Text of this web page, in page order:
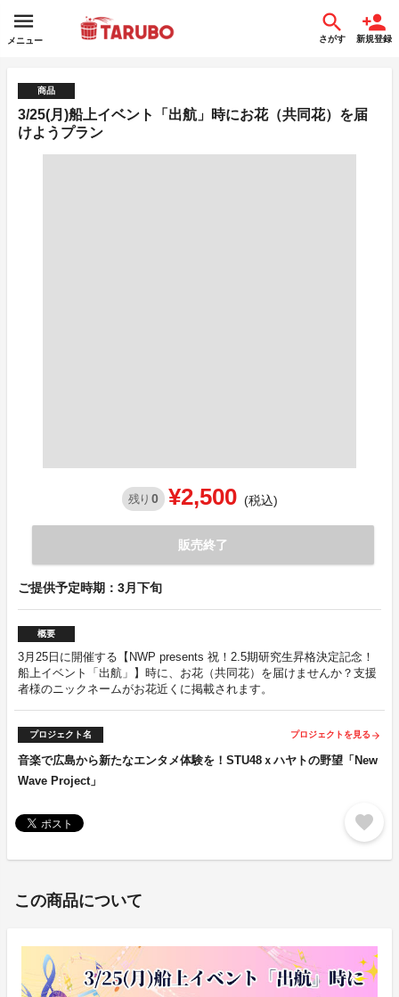
メニュー さがす 新規登録
商品
3/25(月)船上イベント「出航」時にお花（共同花）を届
けようプラン
残り 0 ¥2,500 (税込)
販売終了
ご提供予定時期：3月下旬
概要
3月25日に開催する【NWP presents 祝！2.5期研究生昇格決定記念！
船上イベント「出航」】時に、お花（共同花）を届けませんか？支援
者様のニックネームがお花近くに掲載されます。
プロジェクト名 プロジェクトを見る arrow_forward
音楽で広島から新たなエンタメ体験を！STU48ｘハヤトの野望「New
Wave Project」
favorite
この商品について